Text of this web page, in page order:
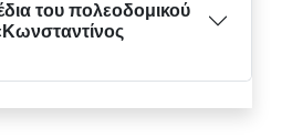
του πολεοδομικού